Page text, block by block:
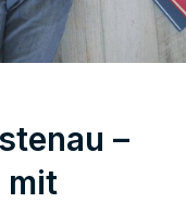
–
mit